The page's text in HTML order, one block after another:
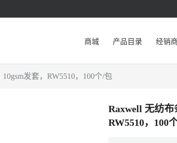
商城 产品目录 经销商
发套，RW5510，100个/包
Raxwell 无纺布
RW5510，100